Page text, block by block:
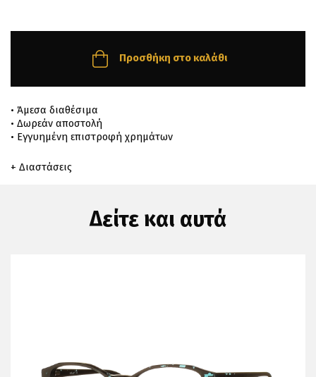
Προσθήκη στο καλάθι
• Άμεσα διαθέσιμα
• Δωρεάν αποστολή
• Εγγυημένη επιστροφή χρημάτων
+ Διαστάσεις
Δείτε και αυτά